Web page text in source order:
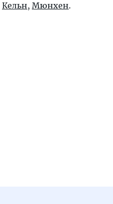
Кельн, Мюнхен.